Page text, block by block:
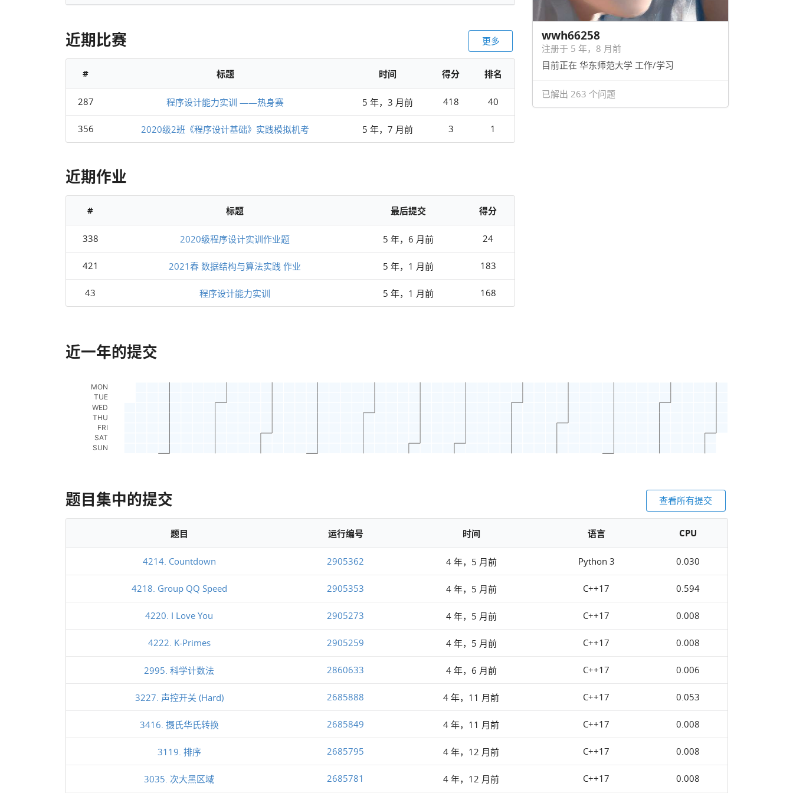
近期比赛 更多
# 标题 时间 得分 排名
287 程序设计能力实训 ——热身赛 5 年，3 月前 418 40
356 2020级2班《程序设计基础》实践模拟机考 5 年，7 月前 3 1
近期作业
# 标题 最后提交 得分
338 2020级程序设计实训作业题 5 年，6 月前 24
421 2021春 数据结构与算法实践 作业 5 年，1 月前 183
43 程序设计能力实训 5 年，1 月前 168
wwh66258
注册于 5 年，8 月前
目前正在 华东师范大学 工作/学习
已解出 263 个问题
近一年的提交
题目集中的提交 查看所有提交
题目 运行编号 时间 语言 CPU
4214. Countdown 2905362 4 年，5 月前 Python 3 0.030
4218. Group QQ Speed 2905353 4 年，5 月前 C++17 0.594
4220. I Love You 2905273 4 年，5 月前 C++17 0.008
4222. K-Primes 2905259 4 年，5 月前 C++17 0.008
2995. 科学计数法 2860633 4 年，6 月前 C++17 0.006
3227. 声控开关 (Hard) 2685888 4 年，11 月前 C++17 0.053
3416. 摄氏华氏转换 2685849 4 年，11 月前 C++17 0.008
3119. 排序 2685795 4 年，12 月前 C++17 0.008
3035. 次大黑区域 2685781 4 年，12 月前 C++17 0.008